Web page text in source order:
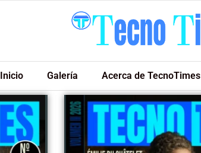
Inicio Galería Acerca de TecnoTimes